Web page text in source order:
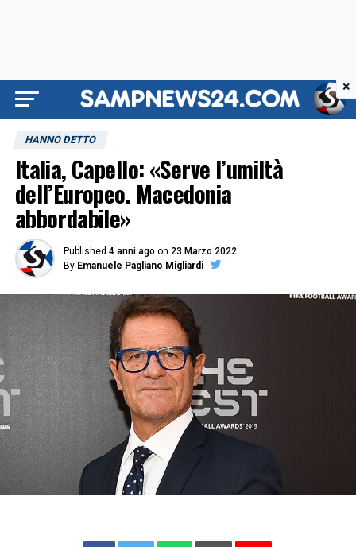
HANNO DETTO
Italia, Capello: «Serve l’umiltà
dell’Europeo. Macedonia
abbordabile»
Published 4 anni ago on 23 Marzo 2022
By Emanuele Pagliano Migliardi
×